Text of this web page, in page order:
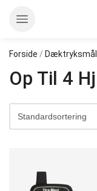
Forside /
Op Til 4